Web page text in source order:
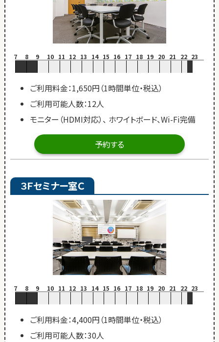
7 8 9 10 11 12 13 14 15 16 17 18 19 20 21 22 23
ご利用料金：1,650円（1時間単位・税込）
ご利用可能人数：12人
モニター（HDMI対応）、 ホワイトボード、Wi-Fi完備
予約する
３Ｆセミナー室Ｃ
7 8 9 10 11 12 13 14 15 16 17 18 19 20 21 22 23
ご利用料金：4,400円（1時間単位・税込）
ご利用可能人数：30人